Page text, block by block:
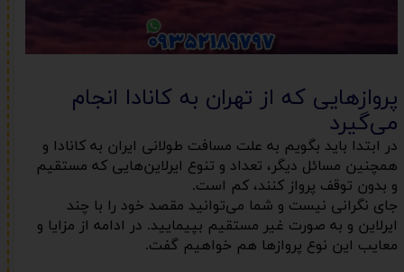
پروازهایی که از تهران به کانادا انجام
می‌گیرد
در ابتدا باید بگویم به علت مسافت طولانی ایران به کانادا و
همچنین مسائل دیگر، تعداد و تنوع ایرلاین‌هایی که مستقیم
و بدون توقف پرواز کنند، کم است.
جای نگرانی نیست و شما می‌توانید مقصد خود را با چند
ایرلاین و به صورت غیر مستقیم بپیمایید. در ادامه از مزایا و
معایب این نوع پروازها هم خواهیم گفت.